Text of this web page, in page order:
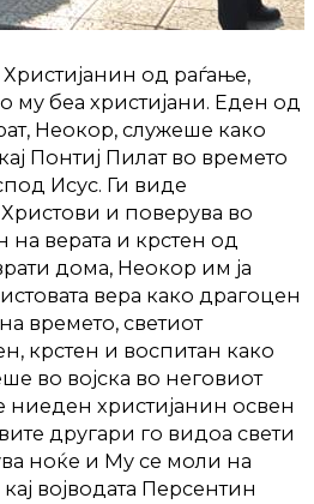
од раѓање,
му беа христијани. Еден од
Неокор, служеше како
Понтиј Пилат во времето
Исус. Ги виде
и поверува во
на верата и крстен од
дома, Неокор им ја
вера како драгоцен
времето, светиот
крстен и воспитан како
во војска во неговиот
христијанин освен
другари го видоа свети
ноќе и Му се моли на
војводата Персентин